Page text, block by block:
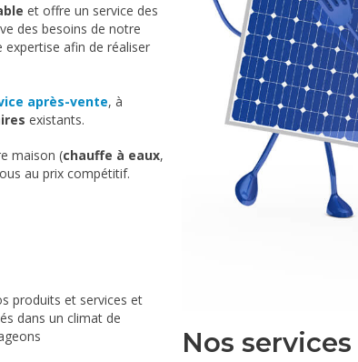
et offre un service des
des besoins de notre
afin de réaliser
après-vente, à
existants.
maison (chauffe à eaux,
au prix compétitif.
produits et services et
dans un climat de
Nos services